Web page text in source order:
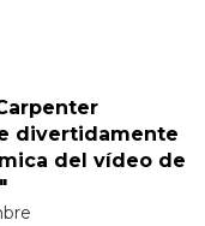
divertidamente
del vídeo de